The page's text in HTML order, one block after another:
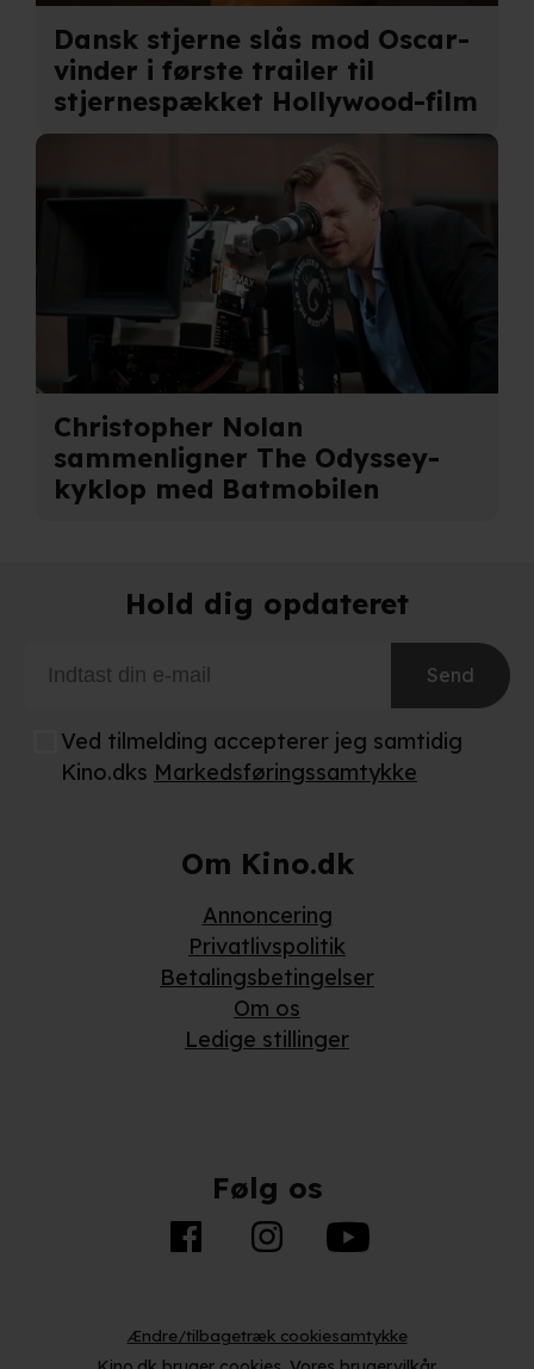
Dansk stjerne slås mod Oscar-
vinder i første trailer til
stjernespækket Hollywood-film
Christopher Nolan
sammenligner The Odyssey-
kyklop med Batmobilen
Hold dig opdateret
Send
Ved tilmelding accepterer jeg samtidig
Kino.dks Markedsføringssamtykke
Om Kino.dk
Annoncering
Privatlivspolitik
Betalingsbetingelser
Om os
Ledige stillinger
Følg os
Ændre/tilbagetræk cookiesamtykke